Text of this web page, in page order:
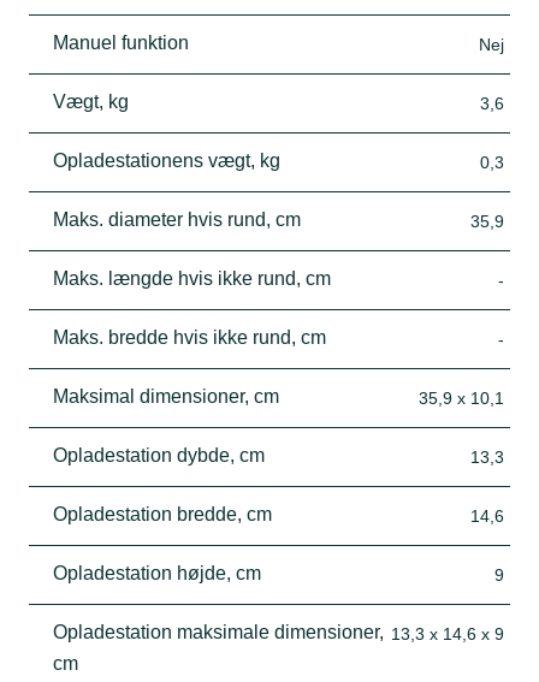
Manuel funktion Nej
Vægt, kg 3,6
Opladestationens vægt, kg 0,3
Maks. diameter hvis rund, cm 35,9
Maks. længde hvis ikke rund, cm -
Maks. bredde hvis ikke rund, cm -
Maksimal dimensioner, cm 35,9 x 10,1
Opladestation dybde, cm 13,3
Opladestation bredde, cm 14,6
Opladestation højde, cm 9
Opladestation maksimale dimensioner,
cm
13,3 x 14,6 x 9